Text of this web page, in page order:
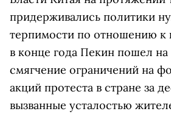
придерживались политики
терпимости по отношению к
в конце года Пекин пошел на
смягчение ограничений на
акций протеста в стране за
вызванные усталостью